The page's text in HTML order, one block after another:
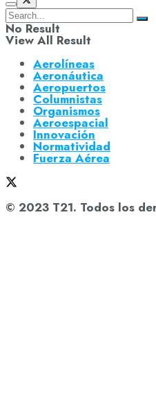
No Result
View All Result
Aerolíneas
Aeronáutica
Aeropuertos
Columnistas
Organismos
Aeroespacial
Innovación
Normatividad
Fuerza Aérea
© 2023 T21. Todos los